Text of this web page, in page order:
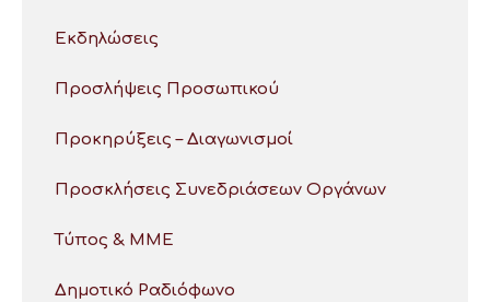
Εκδηλώσεις
Προσλήψεις Προσωπικού
Προκηρύξεις – Διαγωνισμοί
Προσκλήσεις Συνεδριάσεων Οργάνων
Τύπος & ΜΜΕ
Δημοτικό Ραδιόφωνο